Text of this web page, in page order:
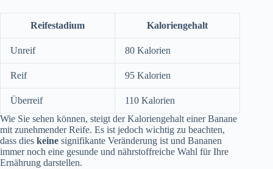
Reifestadium Kaloriengehalt
Unreif 80 Kalorien
Reif 95 Kalorien
Überreif
110 Kalorien
Wie Sie sehen können, steigt der Kaloriengehalt einer Banane
mit zunehmender Reife. Es ist jedoch wichtig zu beachten,
dass dies keine signifikante Veränderung ist und Bananen
immer noch eine gesunde und nährstoffreiche Wahl für Ihre
Ernährung darstellen.